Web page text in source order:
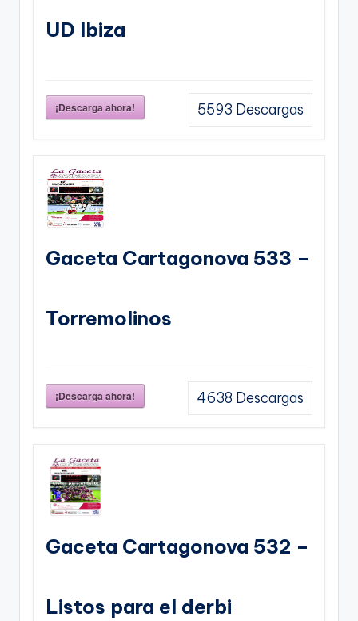
UD Ibiza
¡Descarga ahora! 5593 Descargas
Gaceta Cartagonova 533 –
Torremolinos
¡Descarga ahora! 4638 Descargas
Gaceta Cartagonova 532 –
Listos para el derbi